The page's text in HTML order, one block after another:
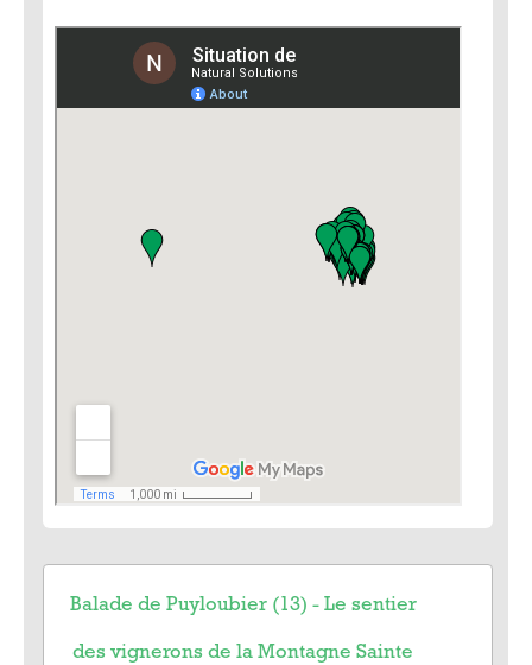
Balade de Puyloubier (13) - Le sentier
des vignerons de la Montagne Sainte